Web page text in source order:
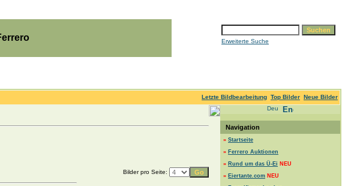
Erweiterte Suche
Letzte Bildbearbeitung Top Bilder Neue Bilder
Bilder pro Seite:
Navigation
» Startseite
» Ferrero Auktionen
» Rund um das Ü-Ei NEU
» Eiertante.com NEU